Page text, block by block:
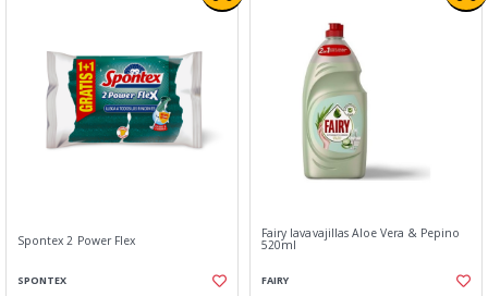
Spontex 2 Power Flex
SPONTEX
Fairy lavavajillas Aloe Vera & Pepino
520ml
FAIRY